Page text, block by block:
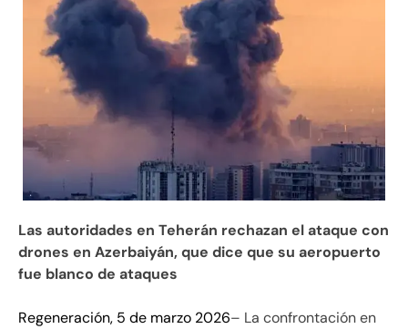
Las autoridades en Teherán rechazan el ataque con
drones en Azerbaiyán, que dice que su aeropuerto
fue blanco de ataques
Regeneración, 5 de marzo 2026– La confrontación en